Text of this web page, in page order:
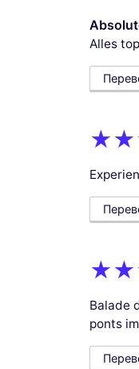
Alles
Balade
ponts